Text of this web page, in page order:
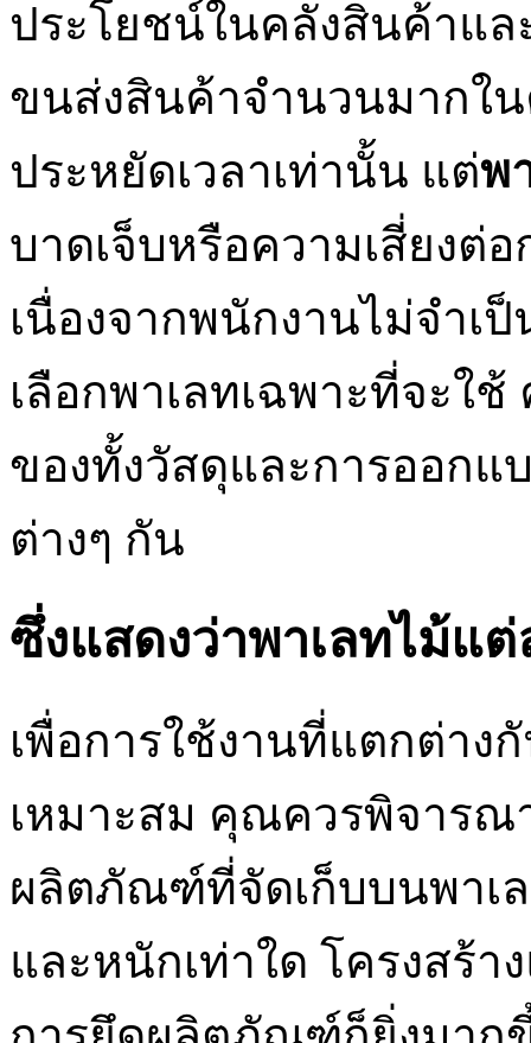
ประโยชน์ในคลังสินค้าแล
ขนส่งสินค้าจำนวนมากใน
ประหยัดเวลาเท่านั้น แต่พ
บาดเจ็บหรือความเสี่ยงต่
เนื่องจากพนักงานไม่จำเ
เลือกพาเลทเฉพาะที่จะใ
ของทั้งวัสดุและการออกแ
ต่างๆ กัน
ซึ่งแสดงว่าพาเลทไม้แ
เพื่อการใช้งานที่แตกต่าง
เหมาะสม คุณควรพิจารณ
ผลิตภัณฑ์ที่จัดเก็บบนพา
และหนักเท่าใด โครงสร้า